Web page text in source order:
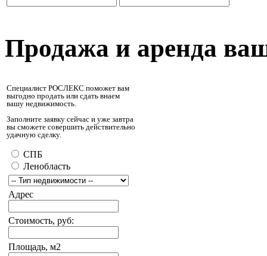
Продажа и аренда
Специалист РОСЛЕКС поможет вам
выгодно продать или сдать внаем
вашу недвижимость.
Заполните заявку сейчас и уже завтра
вы сможете совершить действительно
удачную сделку.
СПБ
Ленобласть
Адрес
Стоимость, руб:
Площадь, м2